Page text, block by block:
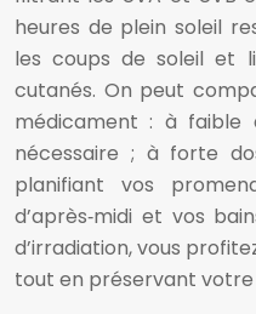
heures de plein soleil
les coups de soleil et
cutanés. On peut
médicament : à faible
nécessaire ; à forte
planifiant vos
d’après‑midi et vos
d’irradiation, vous
tout en préservant